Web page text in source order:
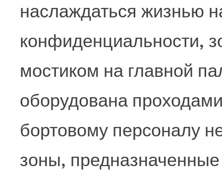
наслаждаться жизнью
конфиденциальности,
мостиком на главной
оборудована
бортовому персоналу
зоны, предназначенные